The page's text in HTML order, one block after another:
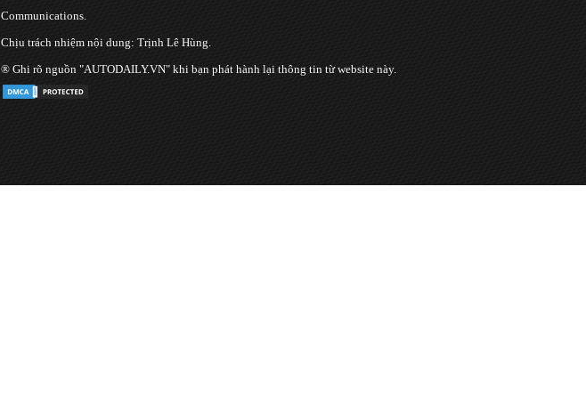
Communications.
Chịu trách nhiệm nội dung: Trịnh Lê Hùng.
® Ghi rõ nguồn "AUTODAILY.VN" khi bạn phát hành lại thông tin từ website này.